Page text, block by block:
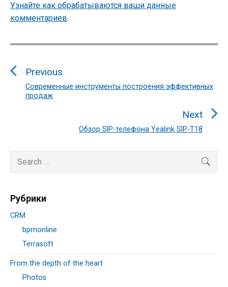
Узнайте как обрабатываются ваши данные
комментариев.
Навигация
записям
Previous
Previous
post:
Современные инструменты построения эффективных
продаж
Next
Next
Обзор SIP-телефона Yealink SIP-T18
Sidebar
for:
Рубрики
CRM
bpmonline
Terrasoft
From the depth of the heart
Photos